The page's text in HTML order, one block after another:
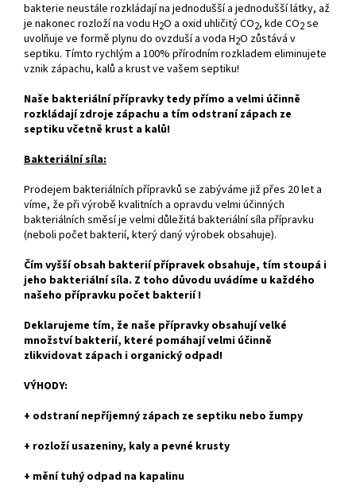
bakterie neustále rozkládají na jednodušší a jednodušší látky, až
je nakonec rozloží na vodu H2O a oxid uhličitý CO2, kde CO2se
uvolňuje ve formě plynu do ovzduší a voda H2O zůstává v
septiku. Tímto rychlým a 100% přírodním rozkladem eliminujete
vznik zápachu, kalů a krust ve vašem septiku!
Naše bakteriální přípravky tedy přímo a velmi účinně
rozkládají zdroje zápachu a tím odstraní zápach ze
septiku včetně krust a kalů!
Bakteriální síla:
Prodejem bakteriálních přípravků se zabýváme již přes 20 let a
víme, že při výrobě kvalitních a opravdu velmi účinných
bakteriálních směsí je velmi důležitá bakteriální síla přípravku
(neboli počet bakterií, který daný výrobek obsahuje).
Čím vyšší obsah bakterií přípravek obsahuje, tím stoupá i
jeho bakteriální síla. Z toho důvodu uvádíme u každého
našeho přípravku počet bakterií !
Deklarujeme tím, že naše přípravky obsahují velké
množství bakterií, které pomáhají velmi účinně
zlikvidovat zápach i organický odpad!
VÝHODY:
+ odstraní nepříjemný zápach ze septiku nebo žumpy
+ rozloží usazeniny, kaly a pevné krusty
+ mění tuhý odpad na kapalinu